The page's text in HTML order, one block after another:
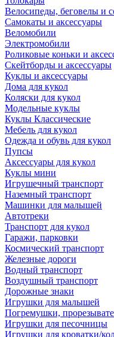
Велосипеды, беговелы и
Самокаты и аксессуары
Веломобили
Электромобили
Роликовые коньки и
Скейтборды и аксессуары
Куклы и аксессуары
Дома для кукол
Коляски для кукол
Модельные куклы
Куклы Классические
Мебель для кукол
Одежда и обувь для кукол
Пупсы
Аксессуары для кукол
Куклы мини
Игрушечный транспорт
Наземный транспорт
Машинки для малышей
Автотреки
Транспорт для кукол
Гаражи, парковки
Космический транспорт
Железные дороги
Водный транспорт
Воздушный транспорт
Дорожные знаки
Игрушки для малышей
Погремушки,
Игрушки для песочницы
Игрушки для кроватки/